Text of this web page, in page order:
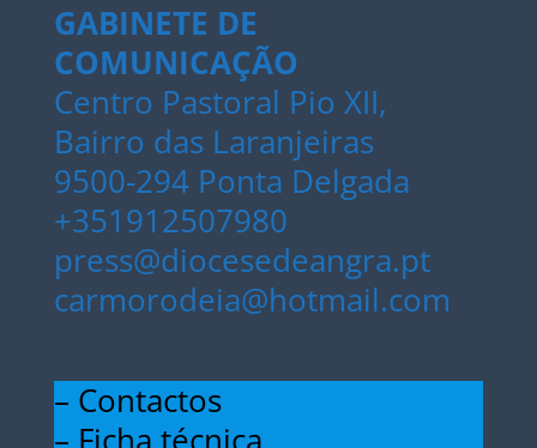
GABINETE DE
COMUNICAÇÃO
Centro Pastoral Pio XII,
Bairro das Laranjeiras
9500-294 Ponta Delgada
+351912507980
press@diocesedeangra.pt
carmorodeia@hotmail.com
– Contactos